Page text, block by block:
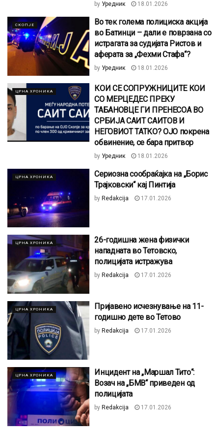
by Уредник 18.01.2026
СКОПЈЕ
Во тек голема полициска акција
во Батинци – дали е поврзана со
истрагата за судијата Ристов и
аферата за „Фехми Стафа“?
by Уредник 18.01.2026
ЦРНА ХРОНИКА
КОИ СЕ СОПРУЖНИЦИТЕ КОИ
СО МЕРЦЕДЕС ПРЕКУ
ТАБАНОВЦЕ ГИ ПРЕНЕСОА ВО
СРБИЈА САИТ САИТОВ И
НЕГОВИОТ ТАТКО? ОЈО покрена
обвинение, се бара притвор
by Уредник 18.01.2026
ЦРНА ХРОНИКА
Сериозна сообраќајка на „Борис
Трајковски“ кај Пинтија
by Redakcija 17.01.2026
ЦРНА ХРОНИКА
26-годишна жена физички
нападната во Тетовско,
полицијата истражува
by Redakcija 17.01.2026
ЦРНА ХРОНИКА
Пријавено исчезнување на 11-
годишно дете во Тетово
by Redakcija 17.01.2026
ЦРНА ХРОНИКА
Инцидент на „Маршал Тито“:
Возач на „БМВ“ приведен од
полицијата
by Redakcija 17.01.2026